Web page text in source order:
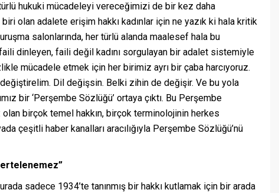
hukuki mücadeleyi vereceğimizi de bir kez daha
olan adalete erişim hakkı kadınlar için ne yazık ki hala kritik
salonlarında, her türlü alanda maalesef hala bu
dinleyen, faili değil kadını sorgulayan bir adalet sistemiyle
mücadele etmek için her birimiz ayrı bir çaba harcıyoruz.
Dil değişsin. Belki zihin de değişir. Ve bu yola
bir ‘Perşembe Sözlüğü’ ortaya çıktı. Bu Perşembe
birçok temel hakkın, birçok terminolojinin herkes
çeşitli haber kanalları aracılığıyla Perşembe Sözlüğü’nü
sadece 1934’te tanınmış bir hakkı kutlamak için bir arada